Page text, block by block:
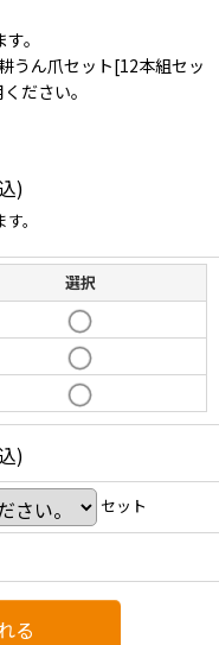
。
ん爪セット[12本組セッ
ださい。
)
。
選択
)
セット
る